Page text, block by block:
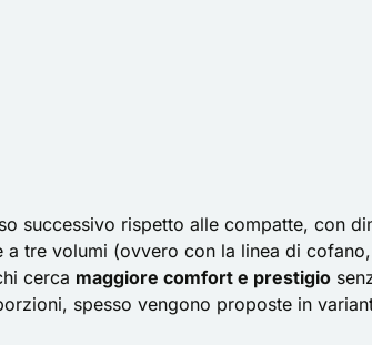
successivo rispetto alle compatte, con
a tre volumi (ovvero con la linea di
cerca maggiore comfort e prestigio
spesso vengono proposte in